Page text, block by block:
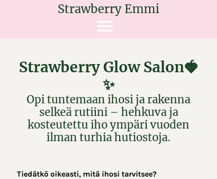
Strawberry Emmi
Strawberry Glow Salon🍓
✨
Opi tuntemaan ihosi ja rakenna
selkeä rutiini – hehkuva ja
kosteutettu iho ympäri vuoden
ilman turhia hutiostoja.
Tiedätkö oikeasti, mitä ihosi tarvitsee?